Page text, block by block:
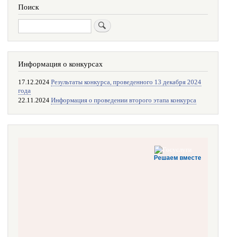
Поиск
Информация о конкурсах
17.12.2024 Результаты конкурса, проведенного 13 декабря 2024
года
22.11.2024 Информация о проведении второго этапа конкурса
Решаем вместе